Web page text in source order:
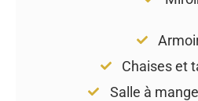
Chaises et
Salle à